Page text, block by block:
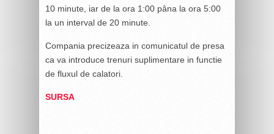
10 minute, iar de la ora 1:00 pâna la ora 5:00
la un interval de 20 minute.
Compania precizeaza in comunicatul de presa
ca va introduce trenuri suplimentare in functie
de fluxul de calatori.
SURSA